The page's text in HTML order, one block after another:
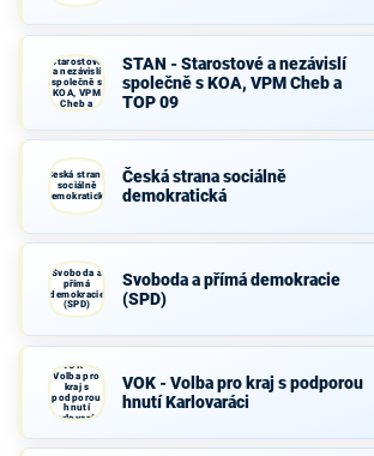
Starostové
a nezávislí
společně s
KOA, VPM
Cheb a
TOP 09
STAN - Starostové a nezávislí
společně s KOA, VPM Cheb a
TOP 09
Česká strana
sociálně
demokratická
Česká strana sociálně
demokratická
Svoboda a
přímá
demokracie
(SPD)
Svoboda a přímá demokracie
(SPD)
VOK -
Volba pro
kraj s
podporou
hnutí
Karlovaráci
VOK - Volba pro kraj s podporou
hnutí Karlovaráci